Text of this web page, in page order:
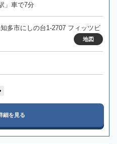
」車で7分
多市にしの台1-2707 フィッツビ
地図
細を見る